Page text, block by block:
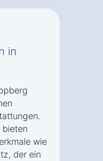
in
bieten
wie
der ein